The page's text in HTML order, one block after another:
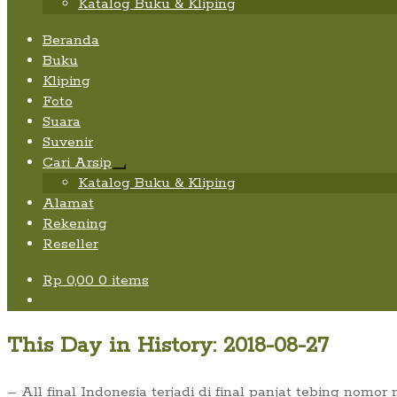
Katalog Buku & Kliping
Beranda
Buku
Kliping
Foto
Suara
Suvenir
Cari Arsip
Expand
child
Katalog Buku & Kliping
Alamat
Rekening
Reseller
Rp 0,00 0 items
This Day in History: 2018-08-27
– All final Indonesia terjadi di final panjat tebing nomor